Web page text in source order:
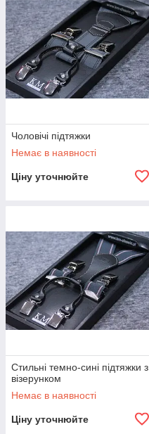
Чоловічі підтяжки
Немає в наявності
Ціну уточнюйте
Стильні темно-сині підтяжки з
візерунком
Немає в наявності
Ціну уточнюйте